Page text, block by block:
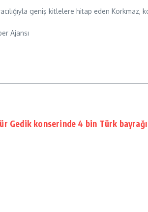
geniş kitlelere hitap eden Korkmaz,
Ajansı
Gedik konserinde 4 bin Türk bayrağı